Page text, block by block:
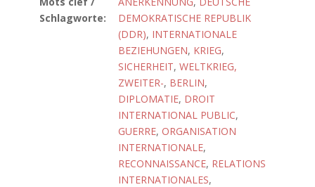
Schlagworte:
DEMOKRATISCHE REPUBLIK
(DDR), INTERNATIONALE
BEZIEHUNGEN, KRIEG,
SICHERHEIT, WELTKRIEG,
ZWEITER-, BERLIN,
DIPLOMATIE, DROIT
INTERNATIONAL PUBLIC,
GUERRE, ORGANISATION
INTERNATIONALE,
RECONNAISSANCE, RELATIONS
INTERNATIONALES,